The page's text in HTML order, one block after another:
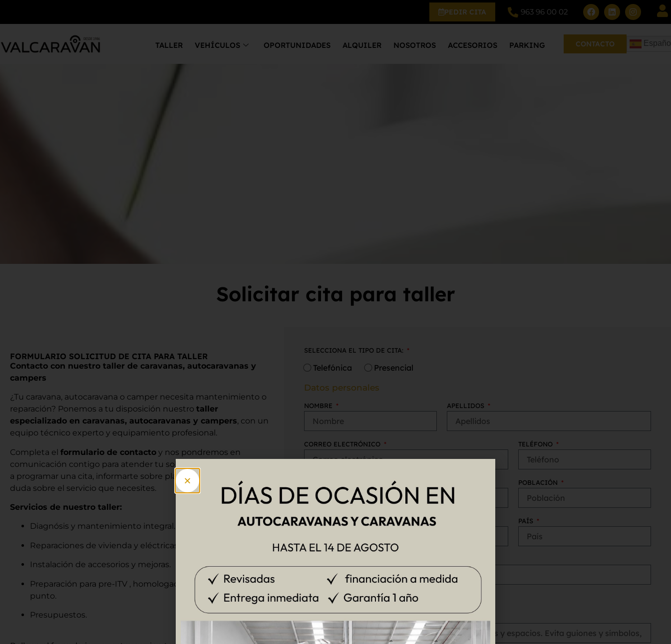
PEDIR CITA 963 96 00 02
TALLER VEHÍCULOS OPORTUNIDADES ALQUILER NOSOTROS ACCESORIOS PARKING CONTACTO
Solicitar cita para taller
FORMULARIO SOLICITUD DE CITA PARA TALLER
Contacto con nuestro taller de caravanas, autocaravanas y
campers
¿Tu caravana, autocaravana o camper necesita mantenimiento o
reparación? Ponemos a tu disposición nuestro taller
especializado en caravanas, autocaravanas y campers, con un
equipo técnico experto y equipamiento profesional.
Completa el formulario de contacto y nos pondremos en
comunicación contigo para atender tu solicitud. Te ayudaremos
a programar una cita, informarte sobre plazos y resolver cualquier
duda sobre el servicio que necesites.
Servicios de nuestro taller:
Diagnósis y mantenimiento integral.
Reparaciones de vivienda y eléctricas.
Instalación de accesorios y mejoras.
Preparación para pre-ITV , homologaciones y puestas a
punto.
Presupuestos.
SELECCIONA EL TIPO DE CITA:
Telefónica Presencial
Datos personales
NOMBRE APELLIDOS
CORREO ELECTRÓNICO TELÉFONO
POBLACIÓN
C.P. PROVINCIA PAÍS
Datos del vehículo